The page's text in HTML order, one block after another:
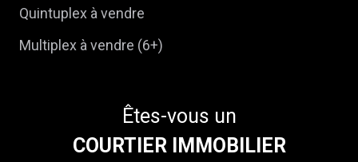
Quintuplex à vendre
Multiplex à vendre (6+)
Êtes-vous un
COURTIER IMMOBILIER